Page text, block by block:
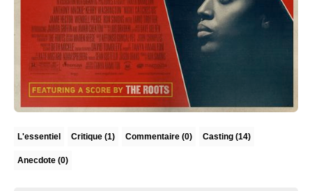
L'essentiel Critique (1) Commentaire (0) Casting (14)
Anecdote (0)